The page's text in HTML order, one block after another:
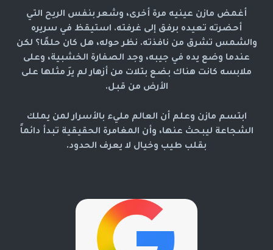
أغمض مازن عينيه مرة أخرى، وشعر بنفس الريح التي
أحضرته تعيده برفق إلى غرفته. استيقظ في سريره
والشمس تشرق من نافذته. نظر حوله، هل كان حلمًا؟ لكن
عندما وضع يده في جيبه، وجد الصفارة الخشبية، وعلى
ملابسه كانت هناك بضع بتلات من أزهار لم يرَ مثلها على
الأرض من قبل.
ابتسم مازن وعلم أن العالم مليء بالأسرار لمن يملك
الشجاعة ليبحث عنها، وأن المغامرة الحقيقية تبدأ دائماً
بقلب طيب وخيال لا يعرف الحدود.